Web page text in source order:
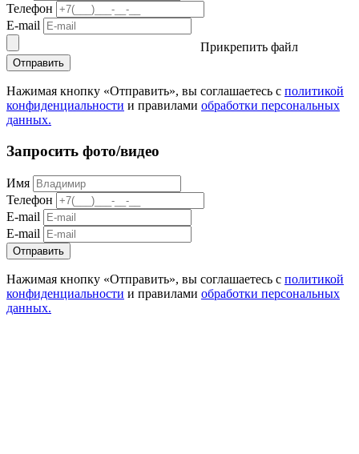
Телефон
E-mail
Прикрепить файл
Отправить
Нажимая кнопку «Отправить», вы соглашаетесь с политикой
конфиденциальности и правилами обработки персональных
данных.
Запросить фото/видео
Имя
Телефон
E-mail
E-mail
Отправить
Нажимая кнопку «Отправить», вы соглашаетесь с политикой
конфиденциальности и правилами обработки персональных
данных.